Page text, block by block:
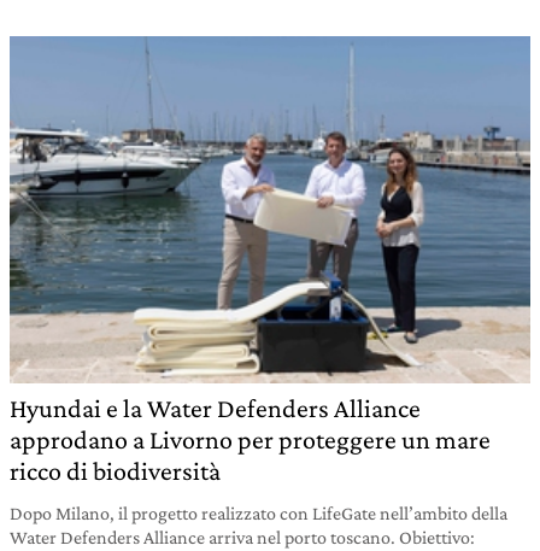
Hyundai e la Water Defenders Alliance
approdano a Livorno per proteggere un mare
ricco di biodiversità
Dopo Milano, il progetto realizzato con LifeGate nell’ambito della
Water Defenders Alliance arriva nel porto toscano. Obiettivo: